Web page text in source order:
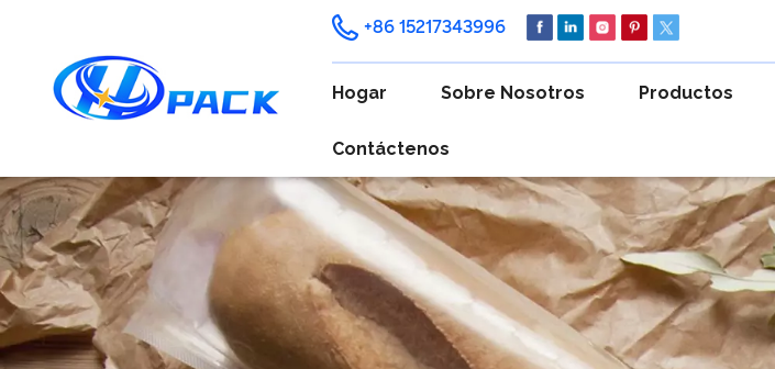
+86 15217343996
Hogar Sobre Nosotros Productos
Contáctenos